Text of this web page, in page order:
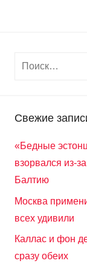
Свежие
«Бедные
взорвался из-
Балтию
Москва
всех удивили
Каллас и фон
сразу обеих